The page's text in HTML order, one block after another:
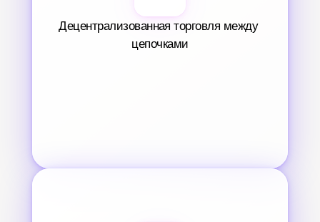
Децентрализованная торговля между
цепочками